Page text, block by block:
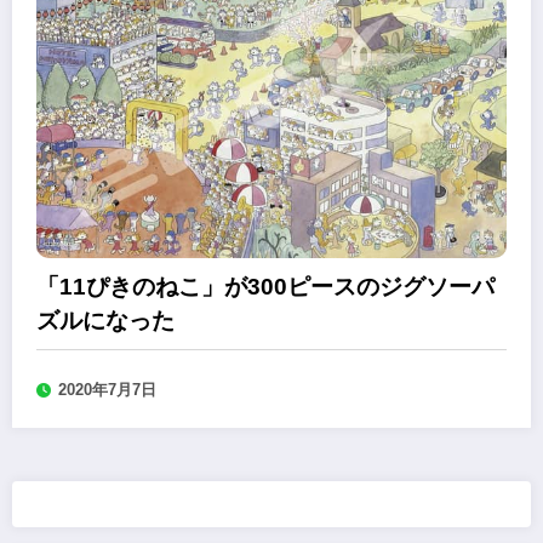
「11ぴきのねこ」が300ピースのジグソーパ
ズルになった
2020年7月7日